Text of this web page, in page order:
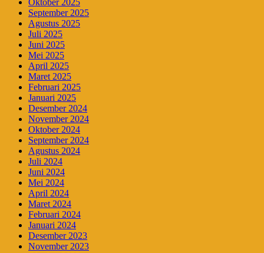
September 2025
Agustus 2025
Juli 2025
Juni 2025
Mei 2025
April 2025
Maret 2025
Februari 2025
Januari 2025
Desember 2024
November 2024
Oktober 2024
September 2024
Agustus 2024
Juli 2024
Juni 2024
Mei 2024
April 2024
Maret 2024
Februari 2024
Januari 2024
Desember 2023
November 2023